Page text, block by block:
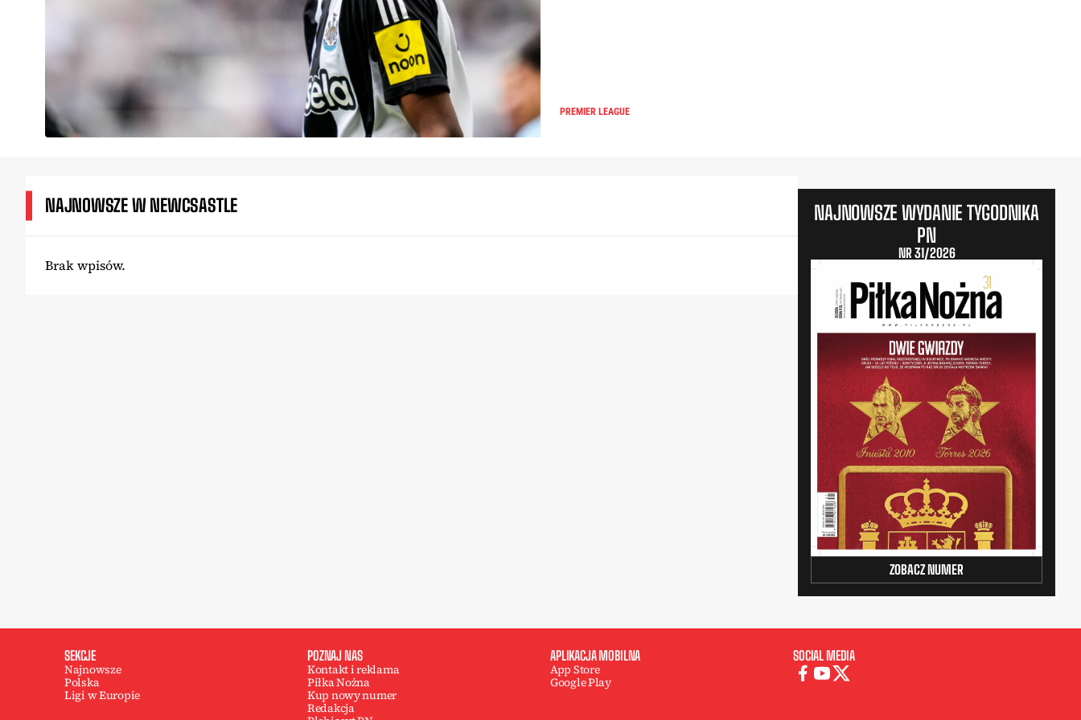
PREMIER LEAGUE
NAJNOWSZE W NEWCSASTLE
Brak wpisów.
NAJNOWSZE WYDANIE TYGODNIKA
PN
NR 31/2026
ZOBACZ NUMER
SEKCJE
Najnowsze
Polska
Ligi w Europie
POZNAJ NAS
Kontakt i reklama
Piłka Nożna
Kup nowy numer
Redakcja
APLIKACJA MOBILNA
App Store
Google Play
SOCIAL MEDIA